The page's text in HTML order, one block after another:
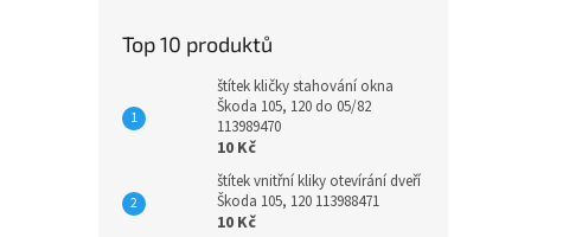
Top 10 produktů
štítek kličky stahování okna
Škoda 105, 120 do 05/82
113989470
10 Kč
štítek vnitřní kliky otevírání dveří
Škoda 105, 120 113988471
10 Kč